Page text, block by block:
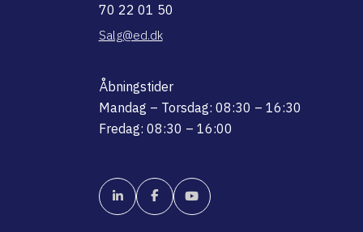
70 22 01 50
Salg@ed.dk
Åbningstider
Mandag – Torsdag: 08:30 – 16:30
Fredag: 08:30 – 16:00